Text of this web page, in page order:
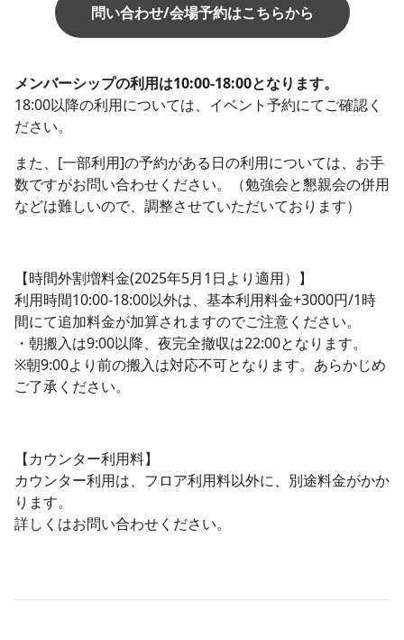
問い合わせ/会場予約はこちらから
メンバーシップの利用は10:00-18:00となります。
18:00以降の利用については、イベント予約にてご確認く
ださい。
また、[一部利用]の予約がある日の利用については、お手
数ですがお問い合わせください。（勉強会と懇親会の併用
などは難しいので、調整させていただいております）
【時間外割増料金(2025年5月1日より適用）】
利用時間10:00-18:00以外は、基本利用料金+3000円/1時
間にて追加料金が加算されますのでご注意ください。
・朝搬入は9:00以降、夜完全撤収は22:00となります。
※朝9:00より前の搬入は対応不可となります。あらかじめ
ご了承ください。
【カウンター利用料】
カウンター利用は、フロア利用料以外に、別途料金がかか
ります。
詳しくはお問い合わせください。